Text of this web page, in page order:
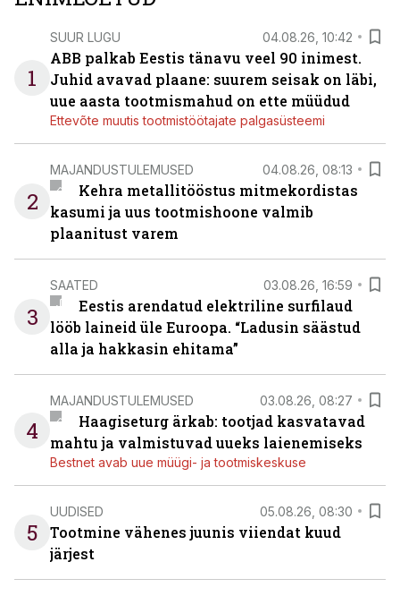
1
SUUR LUGU 04.08.26, 10:42
ABB palkab Eestis tänavu veel 90 inimest.
Juhid avavad plaane: suurem seisak on läbi,
uue aasta tootmismahud on ette müüdud
Ettevõte muutis tootmistöötajate palgasüsteemi
2
MAJANDUSTULEMUSED 04.08.26, 08:13
Kehra metallitööstus mitmekordistas
kasumi ja uus tootmishoone valmib
plaanitust varem
3
SAATED 03.08.26, 16:59
Eestis arendatud elektriline surfilaud
lööb laineid üle Euroopa. “Ladusin säästud
alla ja hakkasin ehitama”
4
MAJANDUSTULEMUSED 03.08.26, 08:27
Haagiseturg ärkab: tootjad kasvatavad
mahtu ja valmistuvad uueks laienemiseks
Bestnet avab uue müügi- ja tootmiskeskuse
5
UUDISED 05.08.26, 08:30
Tootmine vähenes juunis viiendat kuud
järjest